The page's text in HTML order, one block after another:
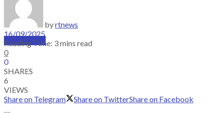
PRICING
SUBSCRIBE
byrtnews
16/09/2025
Reading Time: 3 mins read
0
0
SHARES
6
VIEWS
Share on Telegram
Share on TwitterShare on Facebook